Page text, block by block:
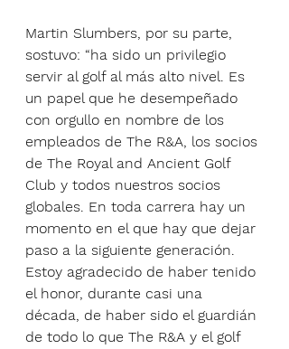
Martin Slumbers, por su parte,
sostuvo: “ha sido un privilegio
servir al golf al más alto nivel. Es
un papel que he desempeñado
con orgullo en nombre de los
empleados de The R&A, los socios
de The Royal and Ancient Golf
Club y todos nuestros socios
globales. En toda carrera hay un
momento en el que hay que dejar
paso a la siguiente generación.
Estoy agradecido de haber tenido
el honor, durante casi una
década, de haber sido el guardián
de todo lo que The R&A y el golf